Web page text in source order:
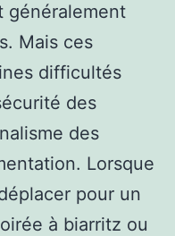
généralement
Mais ces
difficultés
des
des
Lorsque
pour un
à biarritz ou